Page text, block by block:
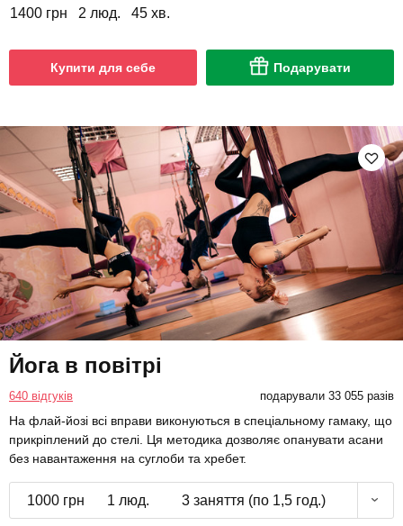
1400 грн 2 люд. 45 хв.
Купити для себе Подарувати
Йога в повітрі
640 відгуків подарували 33 055 разів
На флай-йозі всі вправи виконуються в спеціальному гамаку, що
прикріплений до стелі. Ця методика дозволяє опанувати асани
без навантаження на суглоби та хребет.
1000 грн 1 люд. 3 заняття (по 1,5 год.)